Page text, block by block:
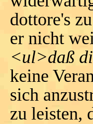
dottore's
er nicht
<ul>daß
keine
sich
zu leisten,